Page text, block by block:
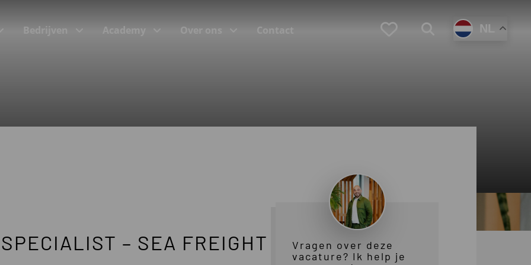
Bedrijven Academy
een medewerker?
Over ons Contact FavorietenZoeken NL
– SEA FREIGHT
Vragen over deze
vacature? Ik help je